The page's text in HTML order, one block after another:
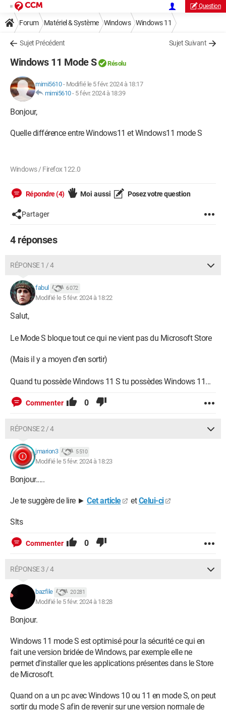
Question
Forum Matériel & Système Windows Windows 11
Sujet Précédent Sujet Suivant
Windows 11 Mode S Résolu
mimi5610- Modifié le 5 févr. 2024 à 18:17
mimi5610- 5 févr. 2024 à 18:39
Bonjour,
Quelle différence entre Windows11 et Windows11 mode S
Windows / Firefox 122.0
Répondre (4) Moi aussi Posez votre question
Partager
4 réponses
RÉPONSE 1 / 4
fabul 6 072
Modifié le 5 févr. 2024 à 18:22
Salut,
Le Mode S bloque tout ce qui ne vient pas du Microsoft Store
(Mais il y a moyen d'en sortir)
Quand tu possède Windows 11 S tu possèdes Windows 11...
Commenter 0
RÉPONSE 2 / 4
jmarion3 5 510
Modifié le 5 févr. 2024 à 18:23
Bonjour.....
Je te suggère de lire ► Cet article etCelui-ci
Slts
Commenter 0
RÉPONSE 3 / 4
bazfile 20 281
Modifié le 5 févr. 2024 à 18:28
Bonjour.
Windows 11 mode S est optimisé pour la sécurité ce qui en
fait une version bridée de Windows, par exemple elle ne
permet d'installer que les applications présentes dans le Store
de Microsoft.
Quand on a un pc avec Windows 10 ou 11 en mode S, on peut
sortir du mode S afin de revenir sur une version normale de